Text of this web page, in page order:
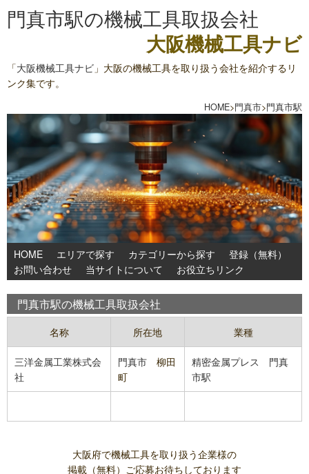
門真市駅の機械工具取扱会社
大阪機械工具ナビ
「大阪機械工具ナビ 」大阪の機械工具を取り扱う会社を紹介するリ
ンク集です。
HOME>門真市>門真市駅
HOME エリアで探す カテゴリーから探す
登録（無料）
お問い合わせ
当サイトについて お役立ちリンク
門真市駅の機械工具取扱会社
名称 所在地 業種
三洋金属工業株式会
社
門真市 柳田
町
精密金属プレス
門真
市駅
大阪府で機械工具を取り扱う企業様の
掲載（無料）ご応募お待ちしております